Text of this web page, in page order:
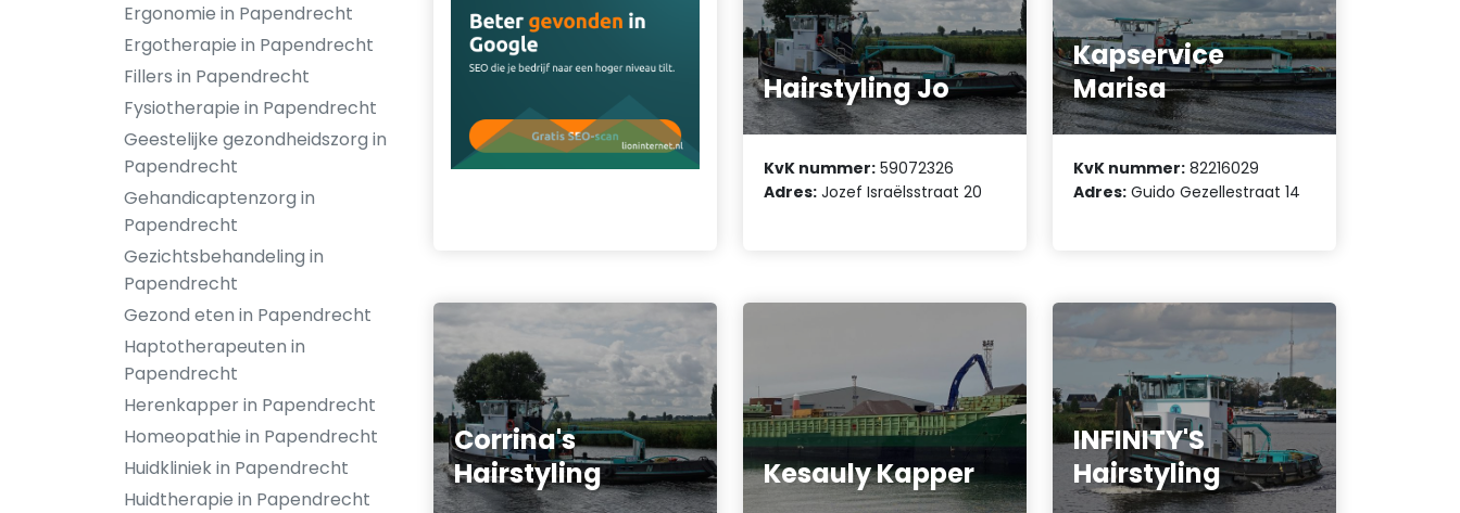
Ergonomie in Papendrecht
Ergotherapie in Papendrecht
Fillers in Papendrecht
Fysiotherapie in Papendrecht
Geestelijke gezondheidszorg in
Papendrecht
Gehandicaptenzorg in
Papendrecht
Gezichtsbehandeling in
Papendrecht
Gezond eten in Papendrecht
Haptotherapeuten in
Papendrecht
Herenkapper in Papendrecht
Homeopathie in Papendrecht
Huidkliniek in Papendrecht
Huidtherapie in Papendrecht
Hairstyling Jo
KvK nummer: 59072326
Adres: Jozef Israëlsstraat 20
Kapservice
Marisa
KvK nummer: 82216029
Adres: Guido Gezellestraat 14
Corrina's
Hairstyling
Kesauly Kapper
INFINITY'S
Hairstyling